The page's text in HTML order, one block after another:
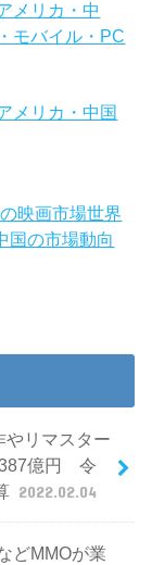
メリカ・中
モバイル・PC
メリカ・中国
映画市場世界
国の市場動向
やリマスター
387億円 令
2022.02.04
どMMOが業